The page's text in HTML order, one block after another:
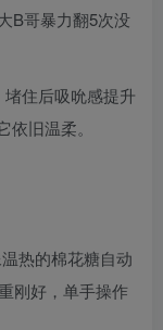
B哥暴力翻5次没
住后吸吮感提升
旧温柔。
热的棉花糖自动
刚好，单手操作